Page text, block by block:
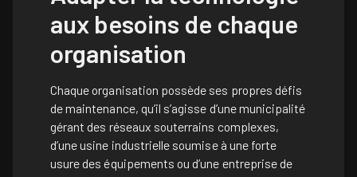
aux besoins de chaque
organisation
Chaque organisation possède ses propres défis
de maintenance, qu’il s’agisse d’une municipalité
gérant des réseaux souterrains complexes,
d’une usine industrielle soumise à une forte
usure des équipements ou d’une entreprise de